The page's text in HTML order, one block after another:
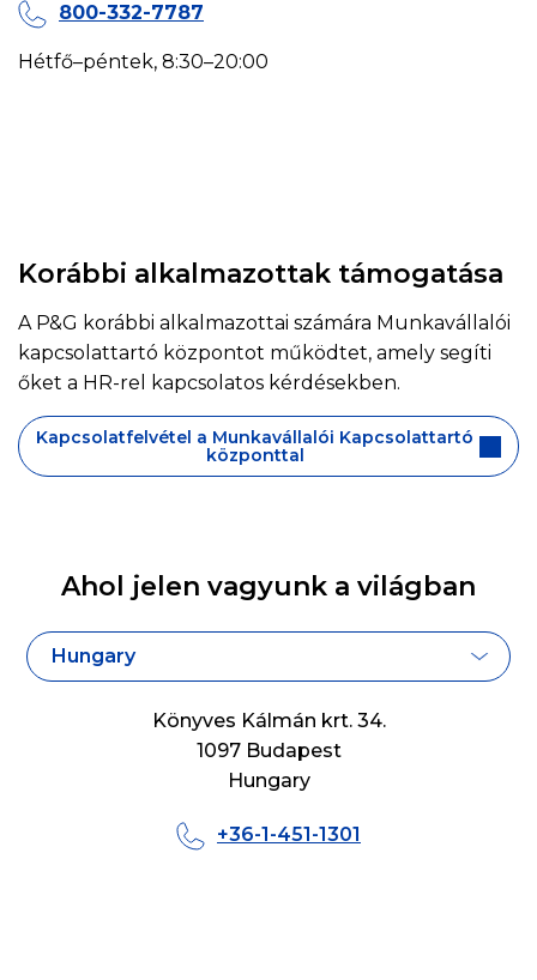
800-332-7787
Hétfő–péntek, 8:30–20:00
Korábbi alkalmazottak támogatása
A P&G korábbi alkalmazottai számára Munkavállalói
kapcsolattartó központot működtet, amely segíti
őket a HR-rel kapcsolatos kérdésekben.
Kapcsolatfelvétel a Munkavállalói Kapcsolattartó
központtal
Ahol jelen vagyunk a világban
Hungary
Könyves Kálmán krt. 34.
1097 Budapest
Hungary
+36-1-451-1301